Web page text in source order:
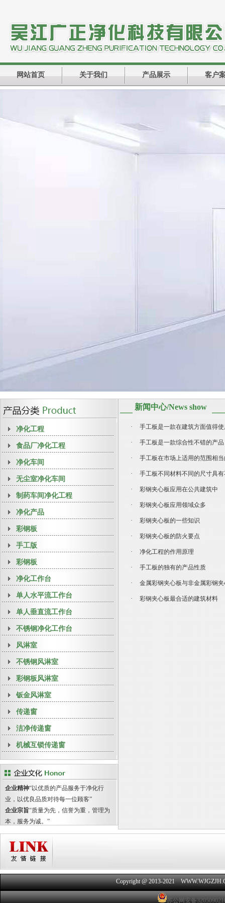
网站首页 关于我们 产品展示 客户
净化工程
食品厂净化工程
净化车间
无尘室净化车间
制药车间净化工程
净化产品
彩钢板
手工版
彩钢板
净化工作台
单人水平流工作台
单人垂直流工作台
不锈钢净化工作台
风淋室
不锈钢风淋室
彩钢板风淋室
钣金风淋室
传递窗
洁净传递窗
机械互锁传递窗
企业精神“以优质的产品服务于净化行
业，以优良品质对待每一位顾客”
企业宗旨“质量为先，信誉为重，管理为
本，服务为诚。”
新闻中心/News show
· 手工板是一款在建筑方面值得
· 手工板是一款综合性不错的产品
· 手工板在市场上适用的范围相
· 手工板不同材料不同的尺寸具
· 彩钢夹心板应用在公共建筑中
· 彩钢夹心板应用领域众多
· 彩钢夹心板的一些知识
· 彩钢夹心板的防火要点
· 净化工程的作用原理
· 手工板的独有的产品性质
· 金属彩钢夹心板与非金属彩钢
· 彩钢夹心板最合适的建筑材料
Copyright @ 2013-2021
苏公网安备